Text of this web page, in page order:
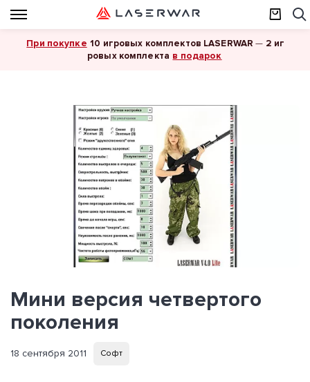
При покупке 10 игровых комплектов LASERWAR — 2 иг
ровых комплекта в подарок
Мини версия четвертого
поколения
18 сентября 2011 Софт